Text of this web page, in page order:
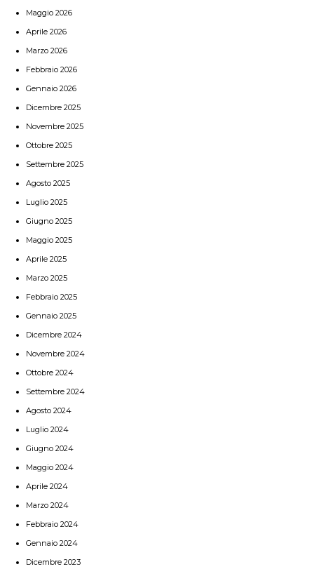
Maggio 2026
Aprile 2026
Marzo 2026
Febbraio 2026
Gennaio 2026
Dicembre 2025
Novembre 2025
Ottobre 2025
Settembre 2025
Agosto 2025
Luglio 2025
Giugno 2025
Maggio 2025
Aprile 2025
Marzo 2025
Febbraio 2025
Gennaio 2025
Dicembre 2024
Novembre 2024
Ottobre 2024
Settembre 2024
Agosto 2024
Luglio 2024
Giugno 2024
Maggio 2024
Aprile 2024
Marzo 2024
Febbraio 2024
Gennaio 2024
Dicembre 2023